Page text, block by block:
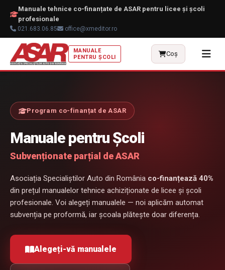
Manuale tehnice co-finanțate de ASAR pentru licee și școli
profesionale
021.683.06.85 office@xmeditor.ro
MANUALE
PENTRU ȘCOLI
Coș
Program co-finanțat de ASAR
Manuale pentru Școli
Subvenționate parțial de ASAR
Asociația Specialiștilor Auto din România co-finanțează 40%
din prețul manualelor tehnice achiziționate de licee și școli
profesionale. Voi alegeți manualele — noi aplicăm automat
subvenția pe proformă, iar școala plătește doar diferența.
Alegeți-vă manualele